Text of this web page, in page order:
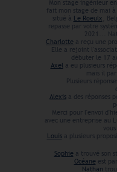
Mon stage ingénieur
fait mon stage de mai
situé à Le Roeulx ,
repasse par votre
2021...
Charlotte a reçu une
Elle a rejoint
débuter le 17
Axela eu plusieurs
mais il
Plusieurs
Alexis a des réponses
Merci pour l'envoi
avec une entreprise au
Louisa plusieurs
Sophiea trouvé son
Océaneest
Nathan